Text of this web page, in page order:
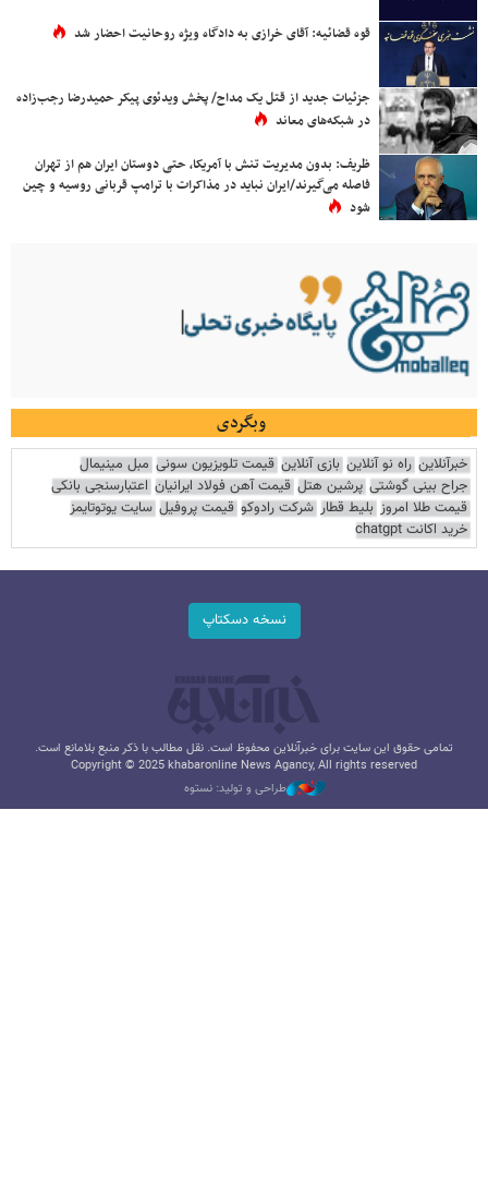
قوه قضائیه: آقای خرازی به دادگاه ویژه روحانیت احضار شد
جزئیات جدید از قتل یک مداح/ پخش ویدئوی پیکر حمیدرضا رجب‌زاده
در شبکه‌های معاند
ظریف: بدون مدیریت تنش با آمریکا، حتی دوستان ایران هم از تهران
فاصله می‌گیرند/ایران نباید در مذاکرات با ترامپ قربانی روسیه و چین
شود
وبگردی
خبرآنلاین راه نو آنلاین بازی آنلاین قیمت تلویزیون سونی مبل مینیمال
جراح بینی گوشتی پرشین هتل قیمت آهن فولاد ایرانیان اعتبارسنجی بانکی
قیمت طلا امروز بلیط قطار شرکت رادوکو قیمت پروفیل سایت یوتوتایمز
خرید اکانت chatgpt
نسخه دسکتاپ
تمامی حقوق این سایت برای خبرآنلاین محفوظ است. نقل مطالب با ذکر منبع بلامانع است.
Copyright © 2025 khabaronline News Agancy, All rights reserved
طراحی و تولید: نستوه